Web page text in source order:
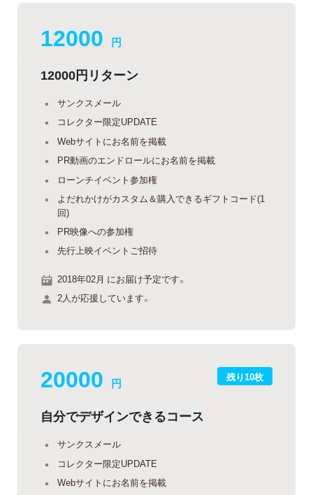
12000 円
12000円リターン
サンクスメール
コレクター限定UPDATE
Webサイトにお名前を掲載
PR動画のエンドロールにお名前を掲載
ローンチイベント参加権
よだれかけがカスタム＆購入できるギフトコード(1
回)
PR映像への参加権
先行上映イベントご招待
2018年02月 にお届け予定です。
2人が応援しています。
残り10枚
20000 円
自分でデザインできるコース
サンクスメール
コレクター限定UPDATE
Webサイトにお名前を掲載